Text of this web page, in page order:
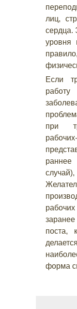
лиц,
сердца.
уровня
Если
работу
при
раннее
поста,
форма